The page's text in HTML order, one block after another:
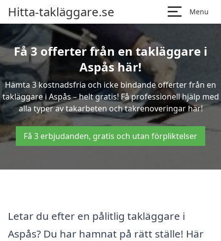
Hitta-takläggare.se Menu
Få 3 offerter från en takläggare i
Aspås här!
Hämta 3 kostnadsfria och icke bindande offerter från en
takläggare i Aspås – helt gratis! Få professionell hjälp med
alla typer av takarbeten och takrenoveringar här!
Få 3 erbjudanden, gratis och utan förpliktelser
Letar du efter en pålitlig takläggare i
Aspås? Du har hamnat på rätt ställe! Här